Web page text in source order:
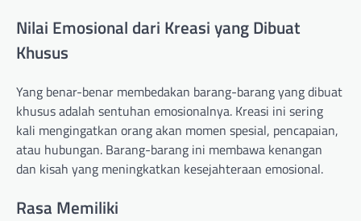
Nilai Emosional dari Kreasi yang Dibuat
Khusus
Yang benar-benar membedakan barang-barang yang dibuat
khusus adalah sentuhan emosionalnya. Kreasi ini sering
kali mengingatkan orang akan momen spesial, pencapaian,
atau hubungan. Barang-barang ini membawa kenangan
dan kisah yang meningkatkan kesejahteraan emosional.
Rasa Memiliki